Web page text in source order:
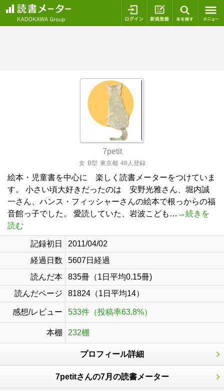
ログイン 新規登録
7petit
女 B型 東京都 48人登録
絵本・児童書を中心に 楽しく読書メーターをつけていま
す。 小さい頃大好きだったのは 安野光雅さん、堀内誠
一さん、ハンス・フィッシャーさんの絵本で根っからの福
音館っ子でした。 愛読していた、岩波こども… →続きを
読む
記録初日
2011/04/02
経過日数
5607日経過
読んだ本
835冊（1日平均0.15冊)
読んだページ
81824（1日平均14）
感想/レビュー 533件（投稿率63.8%）
本棚 232棚
プロフィール詳細
7petitさんの7月の読書メーター